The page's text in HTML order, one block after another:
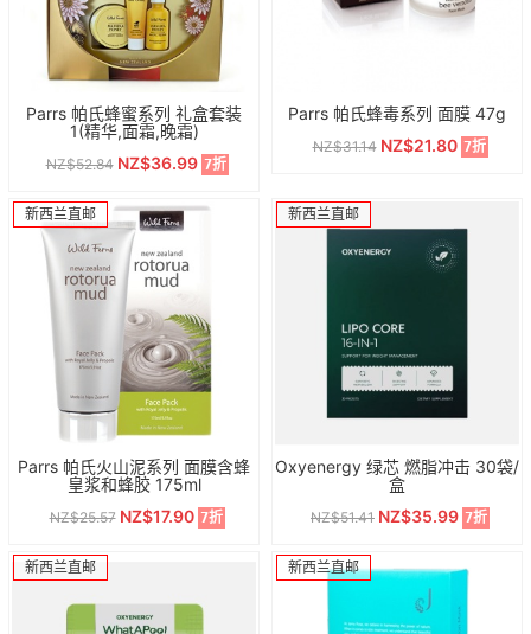
Parrs 帕氏蜂蜜系列 礼盒套装
1(精华,面霜,晚霜)
NZ$52.84NZ$36.99 7折
Parrs 帕氏蜂毒系列 面膜 47g
NZ$31.14NZ$21.80 7折
新西兰直邮
Parrs 帕氏火山泥系列 面膜含蜂
皇浆和蜂胶 175ml
NZ$25.57NZ$17.90 7折
新西兰直邮
Oxyenergy 绿芯 燃脂冲击 30袋/
盒
NZ$51.41 NZ$35.99 7折
新西兰直邮 新西兰直邮